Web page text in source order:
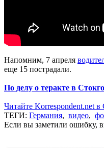
Напомним, 7 апреля
еще 15 пострадали.
По делу о теракте в
Читайте Korrespondent.net в
ТЕГИ: Германия, видео,
Если вы заметили ошибку,